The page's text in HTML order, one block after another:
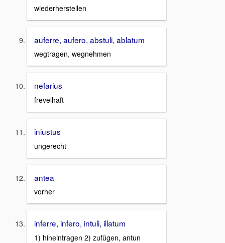
wiederherstellen
auferre, aufero, abstuli, ablatum
wegtragen, wegnehmen
nefarius
frevelhaft
iniustus
ungerecht
antea
vorher
inferre, infero, intuli, illatum
1) hineintragen 2) zufügen, antun